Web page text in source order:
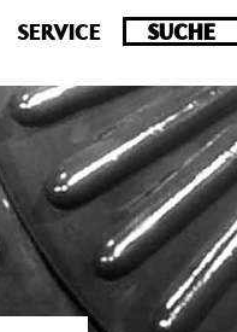
in
/
SERVICE